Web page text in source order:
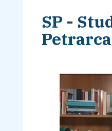
SP -
Petrarca